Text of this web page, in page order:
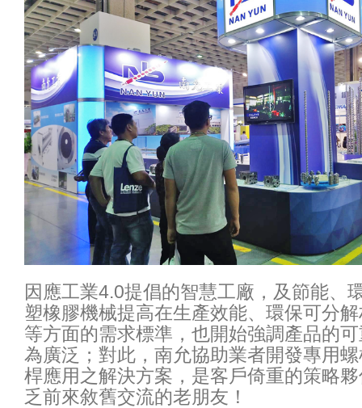
因應工業4.0提倡的智慧工廠，及節能、
塑橡膠機械提高在生產效能、環保可分
等方面的需求標準，也開始強調產品的
為廣泛；對此，南允協助業者開發專用
桿應用之解決方案，是客戶倚重的策略
乏前來敘舊交流的老朋友！